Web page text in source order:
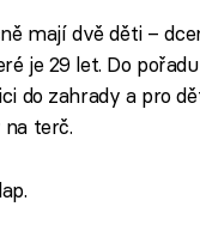
mají dvě děti –
je 29 let. Do
do zahrady a pro
terč.